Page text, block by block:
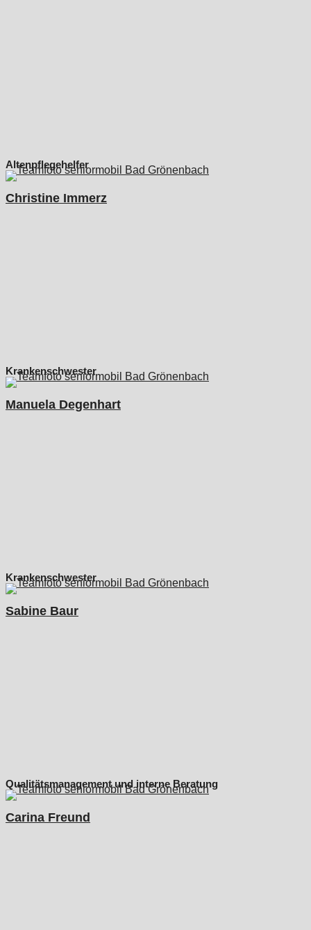
Altenpflegehelfer
Christine Immerz
Krankenschwester
Manuela Degenhart
Krankenschwester
Sabine Baur
Qualitätsmanagement und interne Beratung
Carina Freund